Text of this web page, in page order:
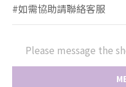
#如需協助請聯絡客服
Please message the